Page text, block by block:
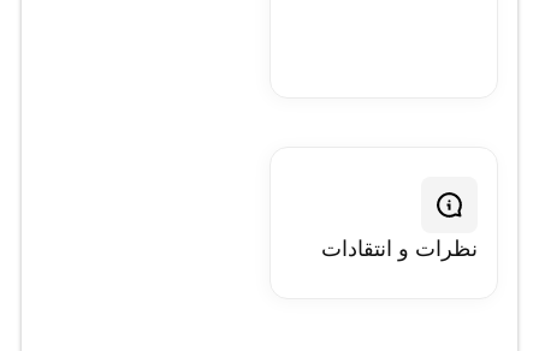
نظرات و انتقادات